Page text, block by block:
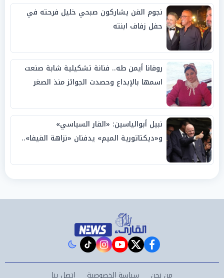
نجوم الفن يشاركون صبحي خليل فرحته في
حفل زفاف ابنته
روفانا أيمن طه.. فنانة تشكيلية شابة صنعت
اسمها بالإبداع وحصدت الجوائز منذ الصغر
نبيل أبوالياسين: «الفار السياسي»
و«ديكتاتورية الميم» يدفنان «نزاهة الفيفا»..
facebook
twitter
youtube
instagram
tiktok